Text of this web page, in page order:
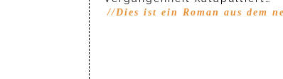
//Dies ist ein Roman aus dem